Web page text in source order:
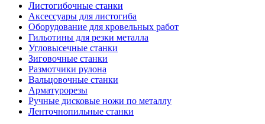
Листогибочные станки
Аксессуары для листогиба
Оборудование для кровельных работ
Гильотины для резки металла
Угловысечные станки
Зиговочные станки
Размотчики рулона
Вальцовочные станки
Арматурорезы
Ручные дисковые ножи по металлу
Ленточнопильные станки